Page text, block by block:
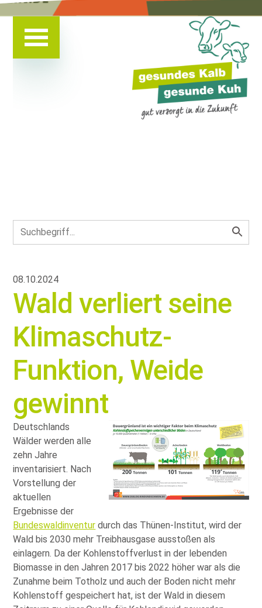
08.10.2024
Wald verliert seine
Klimaschutz-
Funktion, Weide
gewinnt
Deutschlands
Wälder werden alle
zehn Jahre
inventarisiert. Nach
Vorstellung der
aktuellen
Ergebnisse der
Bundeswaldinventur durch das Thünen-Institut, wird der
Wald bis 2030 mehr Treibhausgase ausstoßen als
einlagern. Da der Kohlenstoffverlust in der lebenden
Biomasse in den Jahren 2017 bis 2022 höher war als die
Zunahme beim Totholz und auch der Boden nicht mehr
Kohlenstoff gespeichert hat, ist der Wald in diesem